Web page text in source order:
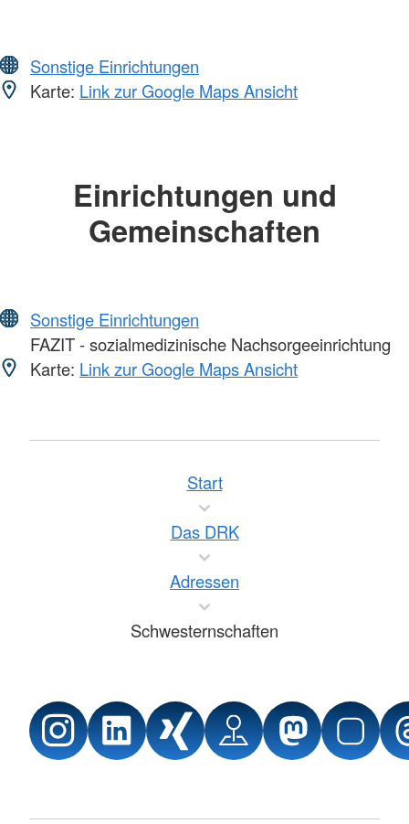
Sonstige Einrichtungen
Karte: Link zur Google Maps Ansicht
Einrichtungen und
Gemeinschaften
Sonstige Einrichtungen
FAZIT - sozialmedizinische Nachsorgeeinrichtung
Karte: Link zur Google Maps Ansicht
Start
Das DRK
Adressen
Schwesternschaften